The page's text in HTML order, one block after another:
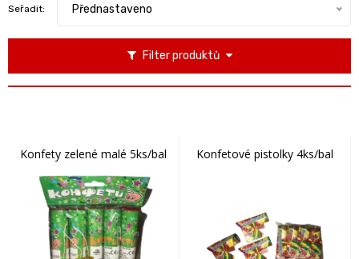
Filter produktů
Seřadit: Přednastaveno
Konfety zelené malé 5ks/bal Konfetové pistolky 4ks/bal